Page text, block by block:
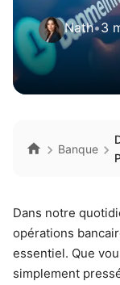
Nath•3
Banque
Dans notre
opérations
essentiel. Que
simplement